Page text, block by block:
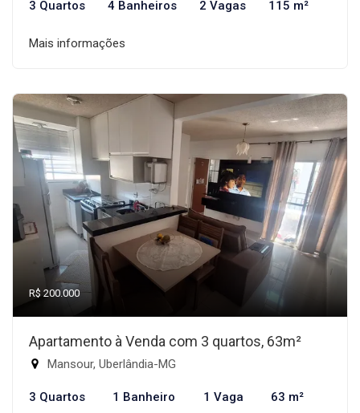
3 Quartos 4 Banheiros 2 Vagas 115 m²
Mais informações
R$ 200.000
Apartamento à Venda com 3 quartos, 63m²
Mansour, Uberlândia-MG
3 Quartos 1 Banheiro 1 Vaga 63 m²